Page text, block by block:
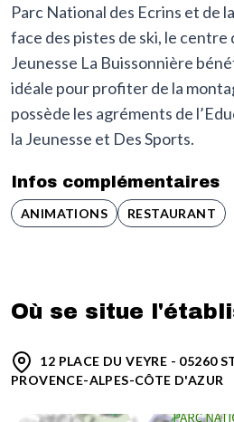
Parc National des Ecrins et de
face des pistes de ski, le centre
Jeunesse La Buissonnière
idéale pour profiter de la
possède les agréments de
la Jeunesse et Des Sports.
Infos complémentaires
ANIMATIONS RESTAURANT
Où se situe
12 PLACE DU VEYRE - 05260
PROVENCE-ALPES-CÔTE D'AZUR